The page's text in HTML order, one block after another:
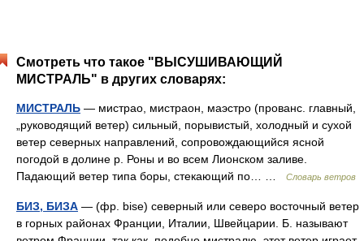
Смотреть что такое "ВЫСУШИВАЮЩИЙ
МИСТРАЛЬ" в других словарях:
МИСТРАЛЬ — мистрао, мистраон, маэстро (прованс. главный,
„руководящий ветер) сильный, порывистый, холодный и сухой
ветер северных направлений, сопровождающийся ясной
погодой в долине р. Роны и во всем Лионском заливе.
Падающий ветер типа боры, стекающий по… …
Словарь ветров
БИЗ, БИЗА — (фр. bise) северный или северо восточный ветер
в горных районах Франции, Италии, Швейцарии. Б. называют